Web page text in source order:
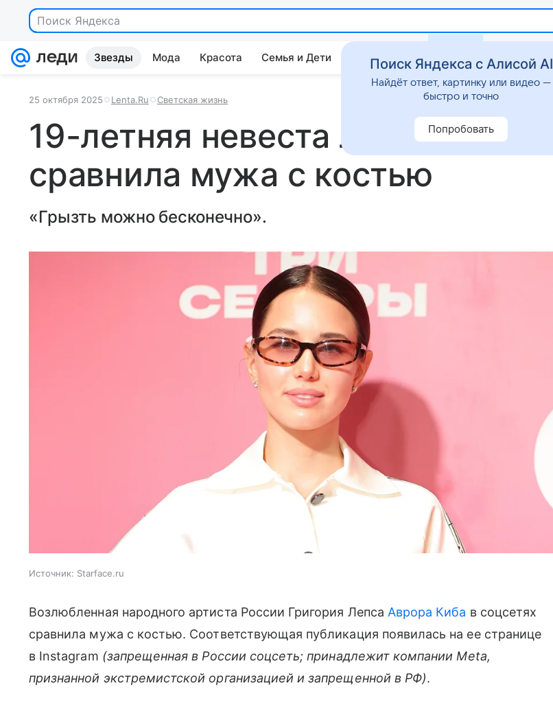
Поиск Яндекса
Звезды Мода Красота Семья и Дети Дом Гороскопы Стиль жизни
25 октября 2025 Lenta.Ru Светская жизнь
19-летняя невеста Лепса
сравнила мужа с костью
«Грызть можно бесконечно».
Источник: Starface.ru
Возлюбленная народного артиста России Григория Лепса Аврора Киба в соцсетях
сравнила мужа с костью. Соответствующая публикация появилась на ее странице
в Instagram (запрещенная в России соцсеть; принадлежит компании Meta,
признанной экстремистской организацией и запрещенной в РФ).
Поиск Яндекса с Алисой AI
Найдёт ответ, картинку или видео —
быстро и точно
Попробовать